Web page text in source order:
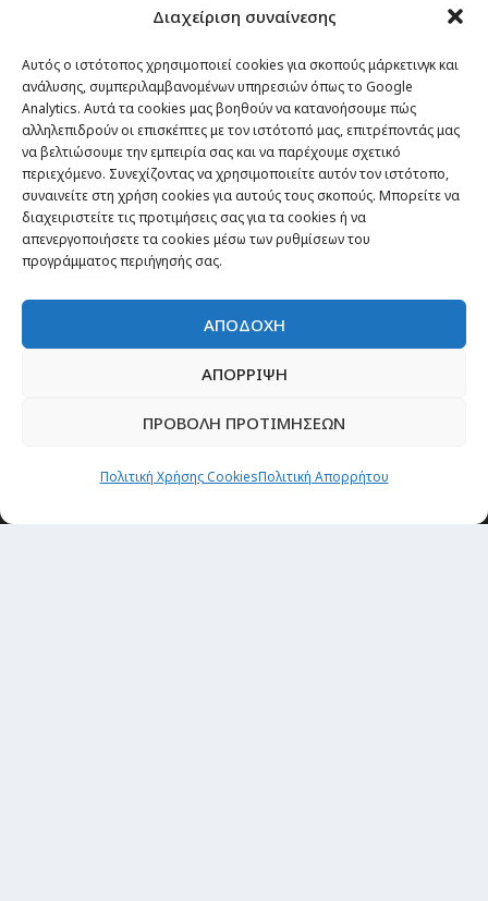
Διαχείριση συναίνεσης
Αυτός ο ιστότοπος χρησιμοποιεί cookies για σκοπούς μάρκετινγκ και
ανάλυσης, συμπεριλαμβανομένων υπηρεσιών όπως το Google
Analytics. Αυτά τα cookies μας βοηθούν να κατανοήσουμε πώς
αλληλεπιδρούν οι επισκέπτες με τον ιστότοπό μας, επιτρέποντάς μας
να βελτιώσουμε την εμπειρία σας και να παρέχουμε σχετικό
περιεχόμενο. Συνεχίζοντας να χρησιμοποιείτε αυτόν τον ιστότοπο,
συναινείτε στη χρήση cookies για αυτούς τους σκοπούς. Μπορείτε να
διαχειριστείτε τις προτιμήσεις σας για τα cookies ή να
απενεργοποιήσετε τα cookies μέσω των ρυθμίσεων του
προγράμματος περιήγησής σας.
ΑΠΟΔΟΧΗ
ΑΠΟΡΡΙΨΗ
ΠΡΟΒΟΛΗ ΠΡΟΤΙΜΗΣΕΩΝ
Πολιτική Χρήσης CookiesΠολιτική Απορρήτου
Passenger στον κόσμο
TRAVEL NEWS
Οργάνωσε το ταξίδι σου
CITY and CULTURE